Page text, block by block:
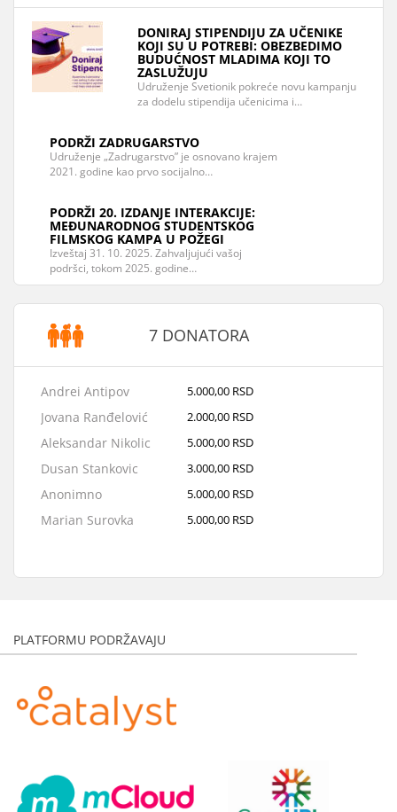
DONIRAJ STIPENDIJU ZA UČENIKE
KOJI SU U POTREBI: OBEZBEDIMO
BUDUĆNOST MLADIMA KOJI TO
ZASLUŽUJU
Udruženje Svetionik pokreće novu kampanju
za dodelu stipendija učenicima i…
PODRŽI ZADRUGARSTVO
Udruženje „Zadrugarstvo” je osnovano krajem
2021. godine kao prvo socijalno…
PODRŽI 20. IZDANJE INTERAKCIJE:
MEĐUNARODNOG STUDENTSKOG
FILMSKOG KAMPA U POŽEGI
Izveštaj 31. 10. 2025. Zahvaljujući vašoj
podršci, tokom 2025. godine…
7 DONATORA
Andrei Antipov 5.000,00 RSD
Jovana Ranđelović 2.000,00 RSD
Aleksandar Nikolic 5.000,00 RSD
Dusan Stankovic 3.000,00 RSD
Anonimno 5.000,00 RSD
Marian Surovka 5.000,00 RSD
PLATFORMU PODRŽAVAJU